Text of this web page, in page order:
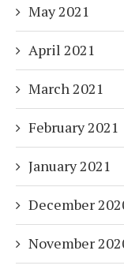
May 2021
April 2021
March 2021
February 2021
January 2021
December
November